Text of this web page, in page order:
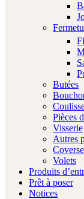
Butées
Pièces
Visserie
Autres
Volets
Produits
Prêt à poser
Notices